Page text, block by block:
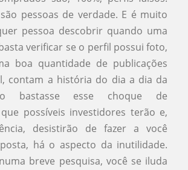
pessoas de verdade. E é muito
pessoa descobrir quando uma
verificar se o perfil possui foto,
boa quantidade de publicações
contam a história do dia a dia da
bastasse esse choque de
possíveis investidores terão e,
desistirão de fazer a você
há o aspecto da inutilidade.
breve pesquisa, você se iluda